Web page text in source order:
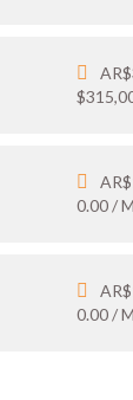
0.00 /
0.00 /